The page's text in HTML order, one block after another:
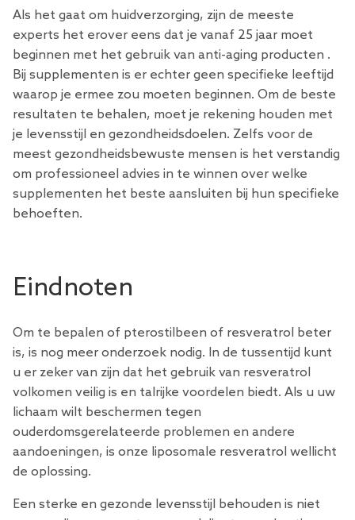
Als het gaat om huidverzorging, zijn de meeste
experts het erover eens dat je vanaf 25 jaar moet
beginnen met het gebruik van anti-aging producten .
Bij supplementen is er echter geen specifieke leeftijd
waarop je ermee zou moeten beginnen. Om de beste
resultaten te behalen, moet je rekening houden met
je levensstijl en gezondheidsdoelen. Zelfs voor de
meest gezondheidsbewuste mensen is het verstandig
om professioneel advies in te winnen over welke
supplementen het beste aansluiten bij hun specifieke
behoeften.
Eindnoten
Om te bepalen of pterostilbeen of resveratrol beter
is, is nog meer onderzoek nodig. In de tussentijd kunt
u er zeker van zijn dat het gebruik van resveratrol
volkomen veilig is en talrijke voordelen biedt. Als u uw
lichaam wilt beschermen tegen
ouderdomsgerelateerde problemen en andere
aandoeningen, is onze liposomale resveratrol wellicht
de oplossing.
Een sterke en gezonde levensstijl behouden is niet